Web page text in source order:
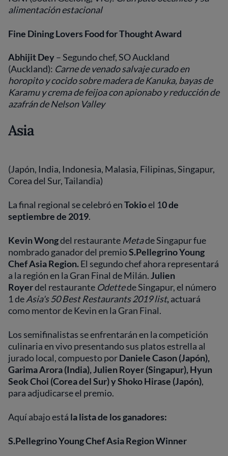
alimentación estacional
Fine Dining Lovers Food for Thought Award
Abhijit Dey– Segundo chef, SO Auckland
(Auckland): Carne de venado salvaje curado en
horopito y cocido sobre madera de Kanuka, bayas de
Karamu y crema de feijoa con apionabo y reducción de
azafrán de Nelson Valley
Asia
(Japón, India, Indonesia, Malasia, Filipinas, Singapur,
Corea del Sur, Tailandia)
La final regional se celebró enTokioel 10 de
septiembre de 2019.
Kevin Wongdel restaurante Metade Singapur fue
nombrado ganador del premioS.Pellegrino Young
Chef Asia Region.El segundo chef ahora representará
a la región en la Gran Final de Milán.Julien
Royerdel restaurante Odettede Singapur, el número
1 deAsia's 50 Best Restaurants 2019 list, actuará
como mentor de Kevin en la Gran Final.
Los semifinalistas se enfrentarán en la competición
culinaria en vivo presentando sus platos estrella al
jurado local, compuesto porDaniele Cason (Japón),
Garima Arora (India), Julien Royer (Singapur), Hyun
Seok Choi (Corea del Sur) y Shoko Hirase (Japón),
para adjudicarse el premio.
Aquí abajo está la lista de los ganadores:
S.Pellegrino Young Chef Asia Region Winner